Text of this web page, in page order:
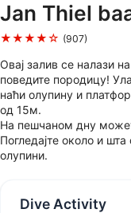
Jan Thiel
★★★★☆ (907)
Овај залив се налази
поведите породицу!
наћи олупину и
од 15м.
На пешчаном дну
Погледајте около и
олупини.
Dive Activity